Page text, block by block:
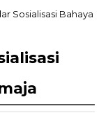
Sosialisasi Bahaya